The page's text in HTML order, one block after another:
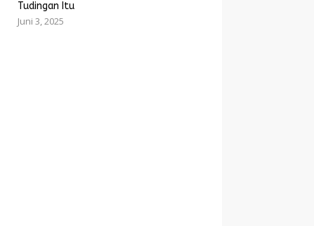
Tudingan Itu
Juni 3, 2025